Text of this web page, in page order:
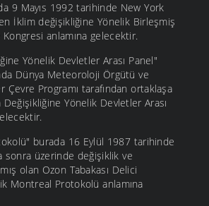
9 Mayıs 1992 tarihinde New York
İklim değişikliğine Yönelik Birleşmiş
anlamına gelecektir.
Yönelik Devletler Arası Panel"
Dünya Meteoroloji Örgütü ve
Çevre Programı tarafından ortaklaşa
Yönelik Devletler Arası
burada 16 Eylül 1987 tarihinde
sonra üzerinde değişiklik ve
olan Ozon Tabakası Delici
Montreal Protokolü anlamına